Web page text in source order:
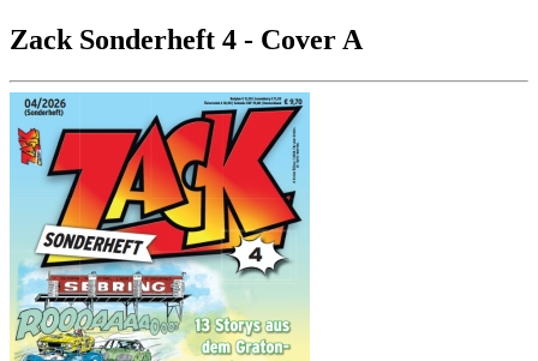
Zack Sonderheft 4 - Cover A